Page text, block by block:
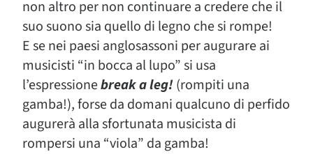
non altro per non continuare a credere che il
suo suono sia quello di legno che si rompe!
E se nei paesi anglosassoni per augurare ai
musicisti “in bocca al lupo” si usa
l’espressionebreak a leg!(rompiti una
gamba!), forse da domani qualcuno di perfido
augurerà alla sfortunata musicista di
rompersi una “viola” da gamba!